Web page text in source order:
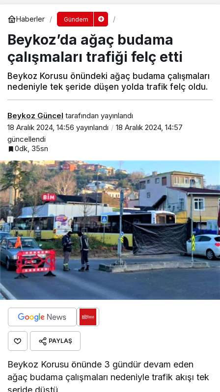
Haberler Gündem
Beykoz’da ağaç budama
çalışmaları trafiği felç etti
Beykoz Korusu önündeki ağaç budama çalışmaları
nedeniyle tek şeride düşen yolda trafik felç oldu.
Beykoz Güncel tarafından yayınlandı
18 Aralık 2024, 14:56 yayınlandı
18 Aralık 2024, 14:57
güncellendi
0dk, 35sn
PAYLAŞ
Beykoz Korusu önünde 3 gündür devam eden
ağaç budama çalışmaları nedeniyle trafik akışı tek